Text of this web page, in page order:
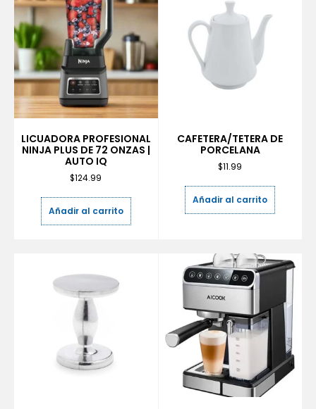
LICUADORA PROFESIONAL
NINJA PLUS DE 72 ONZAS |
AUTO IQ
$124.99
Añadir al carrito
CAFETERA/TETERA DE
PORCELANA
$11.99
Añadir al carrito